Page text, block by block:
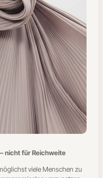
nicht für Reichweite
viele Menschen zu